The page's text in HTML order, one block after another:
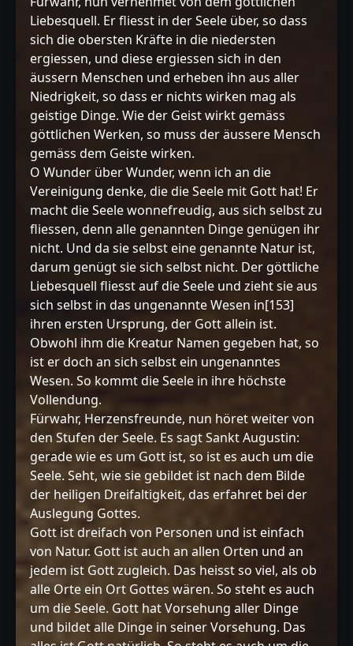
Liebesquell. Er fliesst in der Seele über, so dass
sich die obersten Kräfte in die niedersten
ergiessen, und diese ergiessen sich in den
äussern Menschen und erheben ihn aus aller
Niedrigkeit, so dass er nichts wirken mag als
geistige Dinge. Wie der Geist wirkt gemäss
göttlichen Werken, so muss der äussere Mensch
gemäss dem Geiste wirken.
O Wunder über Wunder, wenn ich an die
Vereinigung denke, die die Seele mit Gott hat! Er
macht die Seele wonnefreudig, aus sich selbst zu
fliessen, denn alle genannten Dinge genügen ihr
nicht. Und da sie selbst eine genannte Natur ist,
darum genügt sie sich selbst nicht. Der göttliche
Liebesquell fliesst auf die Seele und zieht sie aus
sich selbst in das ungenannte Wesen in[153]
ihren ersten Ursprung, der Gott allein ist.
Obwohl ihm die Kreatur Namen gegeben hat, so
ist er doch an sich selbst ein ungenanntes
Wesen. So kommt die Seele in ihre höchste
Vollendung.
Fürwahr, Herzensfreunde, nun höret weiter von
den Stufen der Seele. Es sagt Sankt Augustin:
gerade wie es um Gott ist, so ist es auch um die
Seele. Seht, wie sie gebildet ist nach dem Bilde
der heiligen Dreifaltigkeit, das erfahret bei der
Auslegung Gottes.
Gott ist dreifach von Personen und ist einfach
von Natur. Gott ist auch an allen Orten und an
jedem ist Gott zugleich. Das heisst so viel, als ob
alle Orte ein Ort Gottes wären. So steht es auch
um die Seele. Gott hat Vorsehung aller Dinge
und bildet alle Dinge in seiner Vorsehung. Das